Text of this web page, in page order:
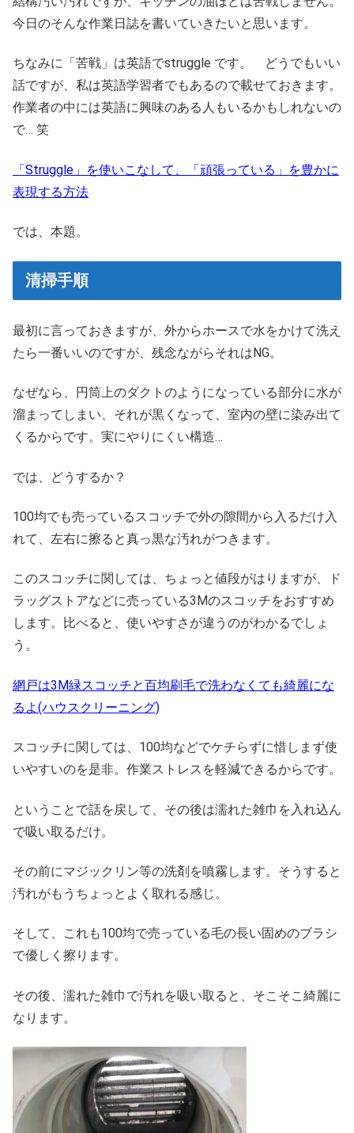
今日のそんな作業日誌を書いていきたいと思います。
ちなみに「苦戦」は英語でstruggle です。 どうでもいい
話ですが、私は英語学習者でもあるので載せておきます。
作業者の中には英語に興味のある人もいるかもしれないの
で… 笑
「Struggle」を使いこなして、「頑張っている」を豊かに
表現する方法
では、本題。
清掃手順
最初に言っておきますが、外からホースで水をかけて洗え
たら一番いいのですが、残念ながらそれはNG。
なぜなら、円筒上のダクトのようになっている部分に水が
溜まってしまい、それが黒くなって、室内の壁に染み出て
くるからです。実にやりにくい構造…
では、どうするか？
100均でも売っているスコッチで外の隙間から入るだけ入
れて、左右に擦ると真っ黒な汚れがつきます。
このスコッチに関しては、ちょっと値段がはりますが、ド
ラッグストアなどに売っている3Mのスコッチをおすすめ
します。比べると、使いやすさが違うのがわかるでしょ
う。
網戸は3M緑スコッチと百均刷毛で洗わなくても綺麗にな
るよ(ハウスクリーニング)
スコッチに関しては、100均などでケチらずに惜しまず使
いやすいのを是非。作業ストレスを軽減できるからです。
ということで話を戻して、その後は濡れた雑巾を入れ込ん
で吸い取るだけ。
その前にマジックリン等の洗剤を噴霧します。そうすると
汚れがもうちょっとよく取れる感じ。
そして、これも100均で売っている毛の長い固めのブラシ
で優しく擦ります。
その後、濡れた雑巾で汚れを吸い取ると、そこそこ綺麗に
なります。